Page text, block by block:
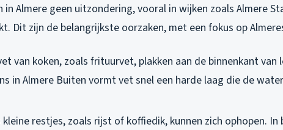
Almere geen uitzondering, vooral in wijken zoals Almere
Dit zijn de belangrijkste oorzaken, met een fokus op
van koken, zoals frituurvet, plakken aan de binnenkant van
in Almere Buiten vormt vet snel een harde laag die de
kleine restjes, zoals rijst of koffiedik, kunnen zich ophopen. In